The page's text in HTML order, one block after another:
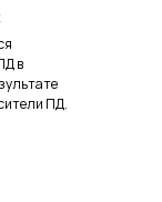
в
ПД.